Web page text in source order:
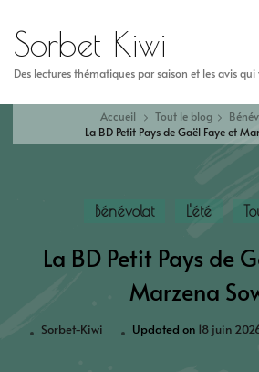
Sorbet Kiwi
Des lectures thématiques par saison et les avis
Accueil Tout le blog
La BD Petit Pays de Gaël Faye et
Bénévolat L'été
La BD Petit Pays de
Marzena
Sorbet-Kiwi Updated on 18 juin